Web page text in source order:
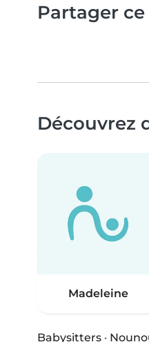
Partager
Découvrez
Madeleine
Babysitters ·